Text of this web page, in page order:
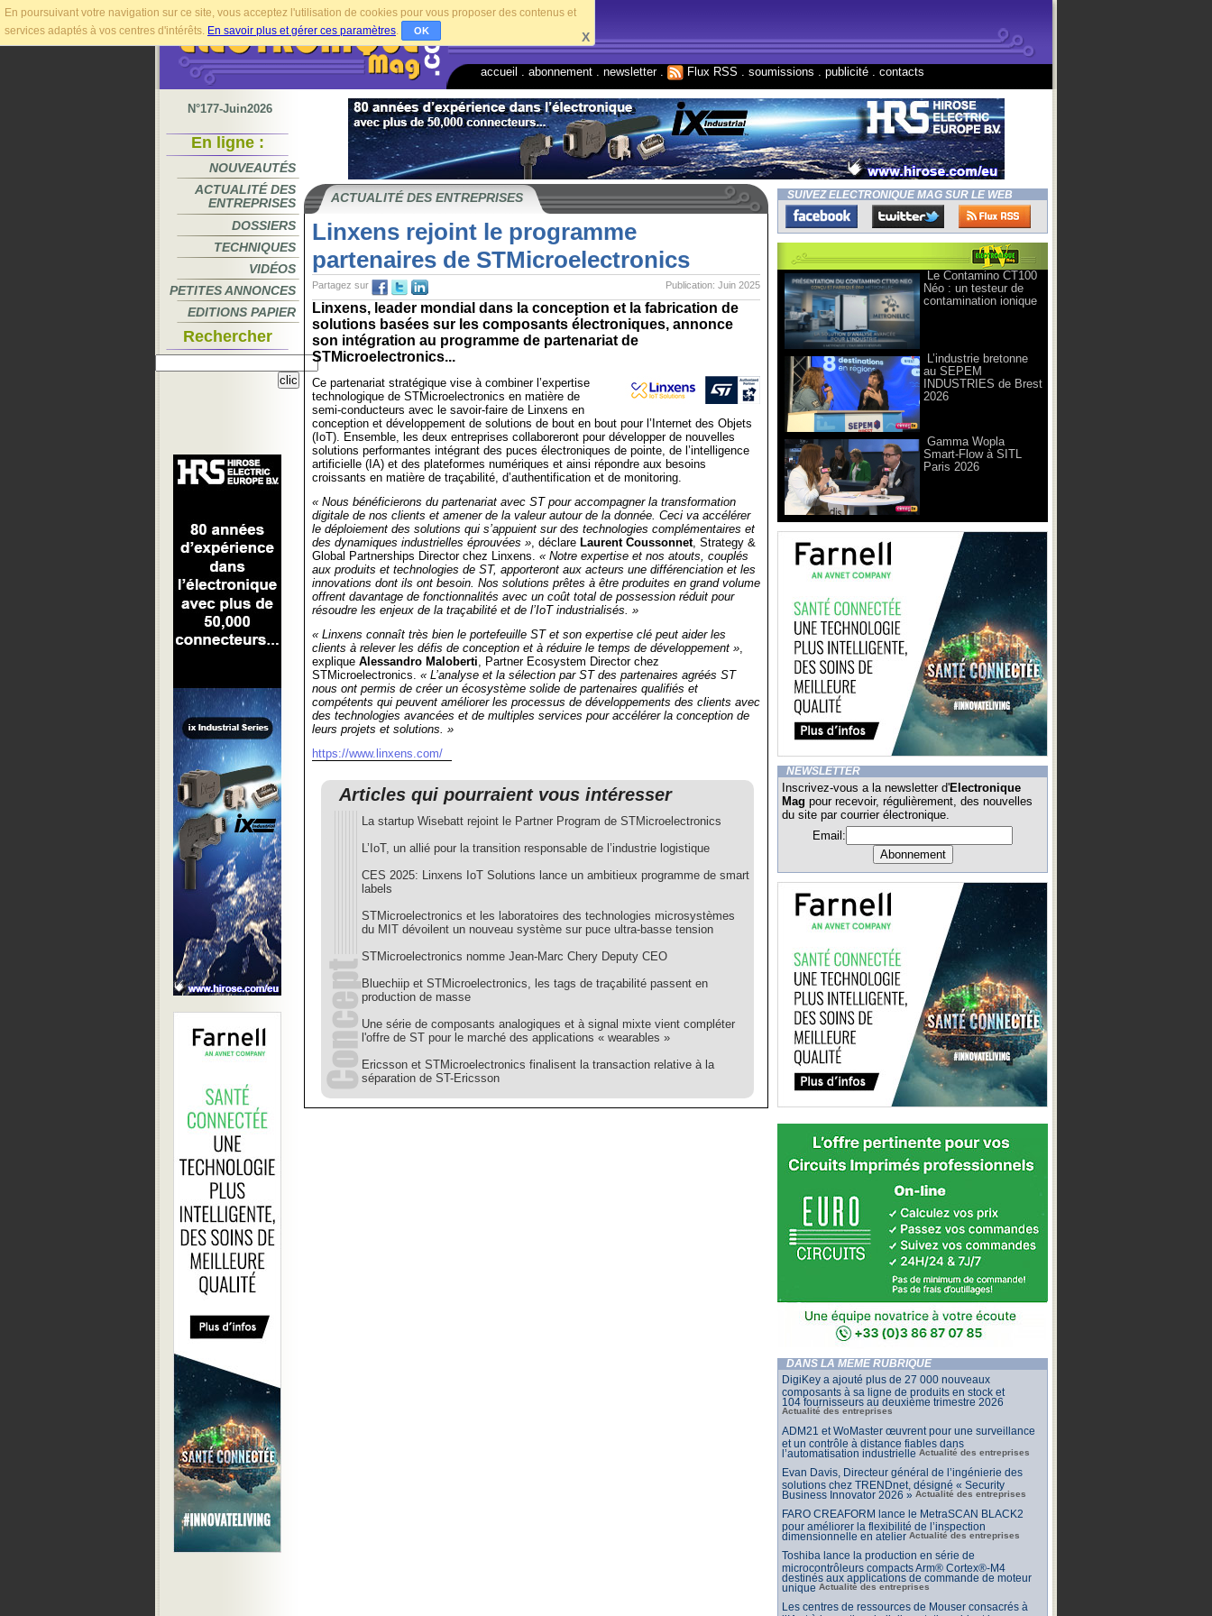
En poursuivant votre navigation sur ce site, vous acceptez l'utilisation de cookies pour vous proposer des contenus et
services adaptés à vos centres d'intérêts. En savoir plus et gérer ces paramètres. OK X
accueil abonnement newsletter. Flux RSS soumissions publicité contacts
N°177-Juin2026
En ligne :
NOUVEAUTÉS
ACTUALITÉ DES
ENTREPRISES
DOSSIERS
TECHNIQUES
VIDÉOS
PETITES ANNONCES
EDITIONS PAPIER
Rechercher
ACTUALITÉ DES ENTREPRISES
Linxens rejoint le programme
partenaires de STMicroelectronics
Publication: Juin 2025
Partagez sur
Linxens, leader mondial dans la conception et la fabrication de
solutions basées sur les composants électroniques, annonce
son intégration au programme de partenariat de
STMicroelectronics...
Ce partenariat stratégique vise à combiner l’expertise
technologique de STMicroelectronics en matière de
semi-conducteurs avec le savoir-faire de Linxens en
conception et développement de solutions de bout en bout pour l’Internet des Objets
(IoT). Ensemble, les deux entreprises collaboreront pour développer de nouvelles
solutions performantes intégrant des puces électroniques de pointe, de l’intelligence
artificielle (IA) et des plateformes numériques et ainsi répondre aux besoins
croissants en matière de traçabilité, d’authentification et de monitoring.
« Nous bénéficierons du partenariat avec ST pour accompagner la transformation
digitale de nos clients et amener de la valeur autour de la donnée. Ceci va accélérer
le déploiement des solutions qui s’appuient sur des technologies complémentaires et
des dynamiques industrielles éprouvées », déclare Laurent Coussonnet, Strategy &
Global Partnerships Director chez Linxens. « Notre expertise et nos atouts, couplés
aux produits et technologies de ST, apporteront aux acteurs une différenciation et les
innovations dont ils ont besoin. Nos solutions prêtes à être produites en grand volume
offrent davantage de fonctionnalités avec un coût total de possession réduit pour
résoudre les enjeux de la traçabilité et de l’IoT industrialisés. »
« Linxens connaît très bien le portefeuille ST et son expertise clé peut aider les
clients à relever les défis de conception et à réduire le temps de développement »,
explique Alessandro Maloberti, Partner Ecosystem Director chez
STMicroelectronics. « L’analyse et la sélection par ST des partenaires agréés ST
nous ont permis de créer un écosystème solide de partenaires qualifiés et
compétents qui peuvent améliorer les processus de développements des clients avec
des technologies avancées et de multiples services pour accélérer la conception de
leurs projets et solutions. »
https://www.linxens.com/
Articles qui pourraient vous intéresser
La startup Wisebatt rejoint le Partner Program de STMicroelectronics
L’IoT, un allié pour la transition responsable de l’industrie logistique
CES 2025: Linxens IoT Solutions lance un ambitieux programme de smart
labels
STMicroelectronics et les laboratoires des technologies microsystèmes
du MIT dévoilent un nouveau système sur puce ultra-basse tension
STMicroelectronics nomme Jean-Marc Chery Deputy CEO
Bluechiip et STMicroelectronics, les tags de traçabilité passent en
production de masse
Une série de composants analogiques et à signal mixte vient compléter
l'offre de ST pour le marché des applications « wearables »
Ericsson et STMicroelectronics finalisent la transaction relative à la
séparation de ST-Ericsson
SUIVEZ ELECTRONIQUE MAG SUR LE WEB
Le Contamino CT100
Néo : un testeur de
contamination ionique
L’industrie bretonne
au SEPEM
INDUSTRIES de Brest
2026
Gamma Wopla
Smart-Flow à SITL
Paris 2026
NEWSLETTER
Inscrivez-vous a la newsletter d'Electronique
Mag pour recevoir, régulièrement, des nouvelles
du site par courrier électronique.
Email:
DANS LA MÊME RUBRIQUE
DigiKey a ajouté plus de 27 000 nouveaux
composants à sa ligne de produits en stock et
104 fournisseurs au deuxième trimestre 2026
Actualité des entreprises
ADM21 et WoMaster œuvrent pour une surveillance
et un contrôle à distance fiables dans
l’automatisation industrielle Actualité des entreprises
Evan Davis, Directeur général de l’ingénierie des
solutions chez TRENDnet, désigné « Security
Business Innovator 2026 » Actualité des entreprises
FARO CREAFORM lance le MetraSCAN BLACK2
pour améliorer la flexibilité de l’inspection
dimensionnelle en atelier Actualité des entreprises
Toshiba lance la production en série de
microcontrôleurs compacts Arm® Cortex®-M4
destinés aux applications de commande de moteur
unique Actualité des entreprises
Les centres de ressources de Mouser consacrés à